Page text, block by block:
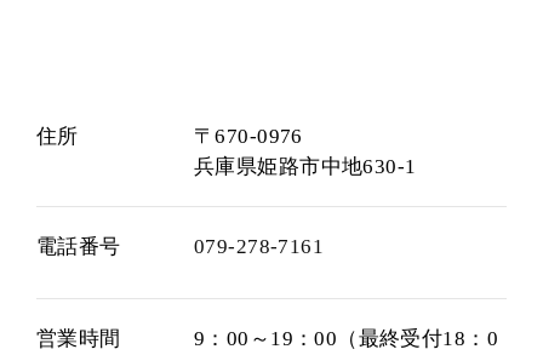
住所
〒670-0976
兵庫県姫路市中地630-1
電話番号 079-278-7161
営業時間
9：00～19：00（最終受付18：0